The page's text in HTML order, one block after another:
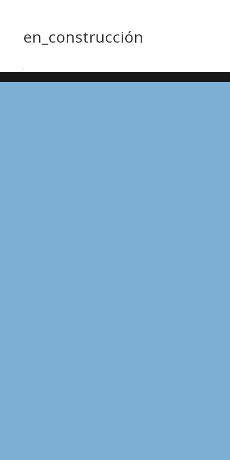
en_construcción